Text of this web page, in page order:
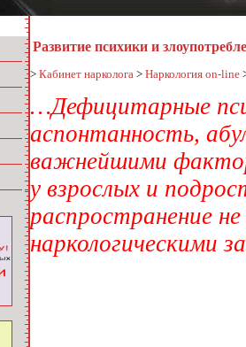
Развитие психики и
> Кабинет нарколога > Наркология on-line
…Дефицитарные
аспонтанность,
важнейшими
у взрослых и
распространение
наркологическими